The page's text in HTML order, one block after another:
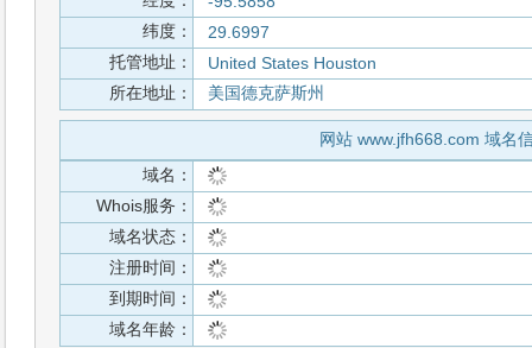
纬度：
29.6997
托管地址：
United States Houston
所在地址：
美国德克萨斯州
网站 www.jfh668.com 域名
域名：
Whois服务：
域名状态：
注册时间：
到期时间：
域名年龄：